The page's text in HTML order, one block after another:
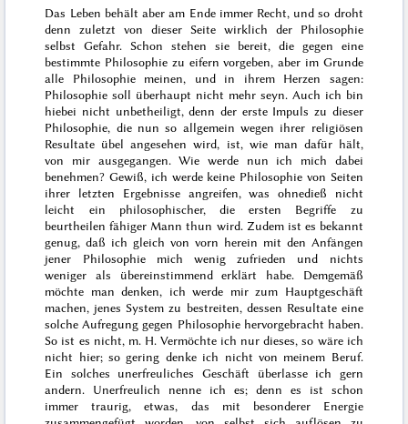
Das Leben behält aber am Ende immer Recht, und so droht
denn zuletzt von dieser Seite wirklich der Philosophie
selbst Gefahr. Schon stehen sie bereit, die gegen eine
bestimmte Philosophie zu eifern vorgeben, aber im Grunde
alle Philosophie meinen, und in ihrem Herzen sagen:
Philosophie soll überhaupt nicht mehr seyn. Auch ich bin
hiebei nicht unbetheiligt, denn der erste Impuls zu dieser
Philosophie, die nun so allgemein wegen ihrer religiösen
Resultate übel angesehen wird, ist, wie man dafür hält,
von mir ausgegangen. Wie werde nun ich mich dabei
benehmen? Gewiß, ich werde keine Philosophie von Seiten
ihrer letzten Ergebnisse angreifen, was ohnedieß nicht
leicht ein philosophischer, die ersten Begriffe zu
beurtheilen fähiger Mann thun wird. Zudem ist es bekannt
genug, daß ich gleich von vorn herein mit den Anfängen
jener Philosophie mich wenig zufrieden und nichts
weniger als übereinstimmend erklärt habe. Demgemäß
möchte man denken, ich werde mir zum Hauptgeschäft
machen, jenes System zu bestreiten, dessen Resultate eine
solche Aufregung gegen Philosophie hervorgebracht haben.
So ist es nicht, m. H. Vermöchte ich nur dieses, so wäre ich
nicht hier; so gering denke ich nicht von meinem Beruf.
Ein solches unerfreuliches Geschäft überlasse ich gern
andern. Unerfreulich nenne ich es; denn es ist schon
immer traurig, etwas, das mit besonderer Energie